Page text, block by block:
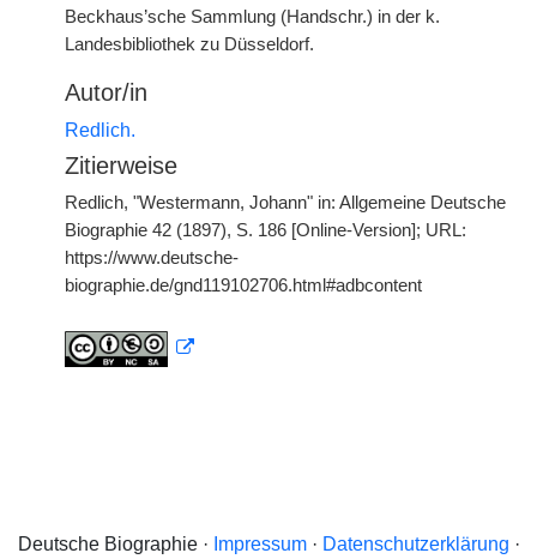
Beckhaus’sche Sammlung (Handschr.) in der k.
Landesbibliothek zu Düsseldorf.
Autor/in
Redlich.
Zitierweise
Redlich, "Westermann, Johann" in: Allgemeine Deutsche
Biographie 42 (1897), S. 186 [Online-Version]; URL:
https://www.deutsche-
biographie.de/gnd119102706.html#adbcontent
Deutsche Biographie · Impressum· Datenschutzerklärung ·